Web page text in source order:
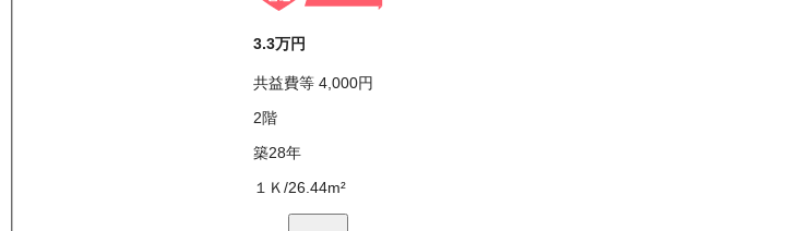
3.3万円
共益費等 4,000円
2階
築28年
１Ｋ /26.44m²